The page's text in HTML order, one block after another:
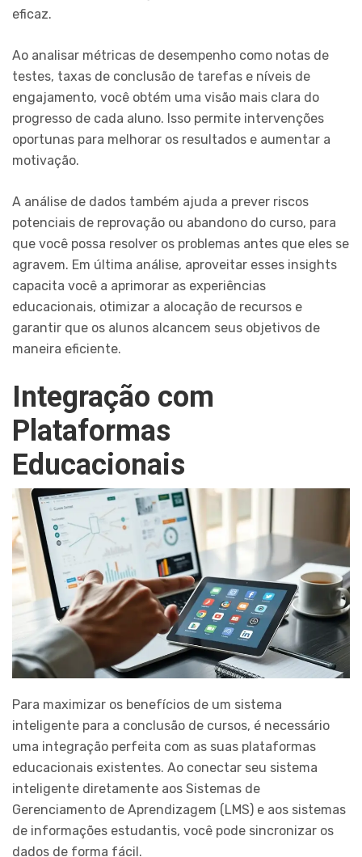
eficaz.
Ao analisar métricas de desempenho como notas de
testes, taxas de conclusão de tarefas e níveis de
engajamento, você obtém uma visão mais clara do
progresso de cada aluno. Isso permite intervenções
oportunas para melhorar os resultados e aumentar a
motivação.
A análise de dados também ajuda a prever riscos
potenciais de reprovação ou abandono do curso, para
que você possa resolver os problemas antes que eles se
agravem. Em última análise, aproveitar esses insights
capacita você a aprimorar as experiências
educacionais, otimizar a alocação de recursos e
garantir que os alunos alcancem seus objetivos de
maneira eficiente.
Integração com
Plataformas
Educacionais
Para maximizar os benefícios de um sistema
inteligente para a conclusão de cursos, é necessário
uma integração perfeita com as suas plataformas
educacionais existentes. Ao conectar seu sistema
inteligente diretamente aos Sistemas de
Gerenciamento de Aprendizagem (LMS) e aos sistemas
de informações estudantis, você pode sincronizar os
dados de forma fácil.